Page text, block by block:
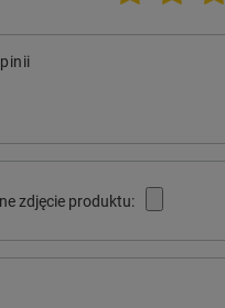
zdjęcie produktu: